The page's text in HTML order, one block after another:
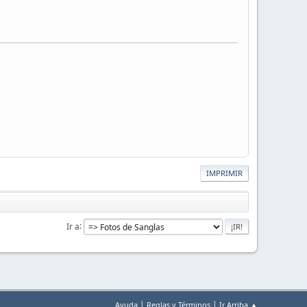
IMPRIMIR
Ir a
Ayuda | Reglas y Términos | Ir Arriba ▲